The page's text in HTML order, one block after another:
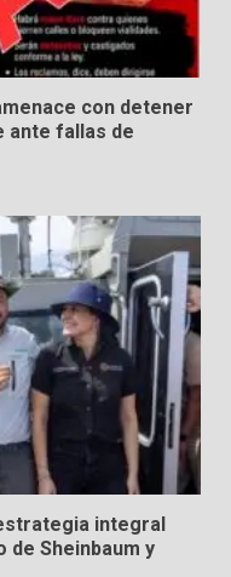
con detener
ante fallas de
integral
Sheinbaum y